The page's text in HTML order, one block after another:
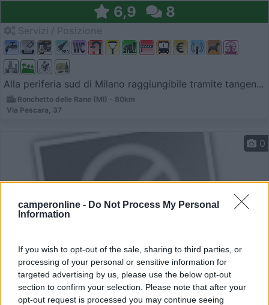
camperonline - Do Not Process My Personal
Information
If you wish to opt-out of the sale, sharing to third parties, or
processing of your personal or sensitive information for
targeted advertising by us, please use the below opt-out
section to confirm your selection. Please note that after your
opt-out request is processed you may continue seeing
6,9 8
Alla periferia sud di Milano raggiungibile tramite tangen...
Ronchetto delle Rane (MI) - 80km
Via Pescara, 37
Area di sosta (PS)
0